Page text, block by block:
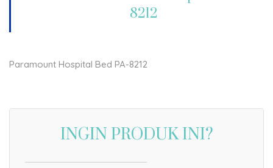
8212
Paramount Hospital Bed PA-8212
INGIN PRODUK INI?